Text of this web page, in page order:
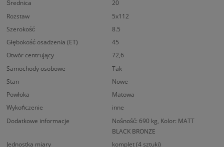
Średnica
20
Rozstaw
5x112
Szerokość
8.5
Głębokość osadzenia (ET)
45
Otwór centrujący
72,6
Samochody osobowe
Tak
Stan
Nowe
Powłoka
Matowa
Wykończenie
inne
Dodatkowe informacje
Nośność: 690 kg, Kolor: MATT
BLACK BRONZE
Jednostka miary
komplet (4 sztuki)